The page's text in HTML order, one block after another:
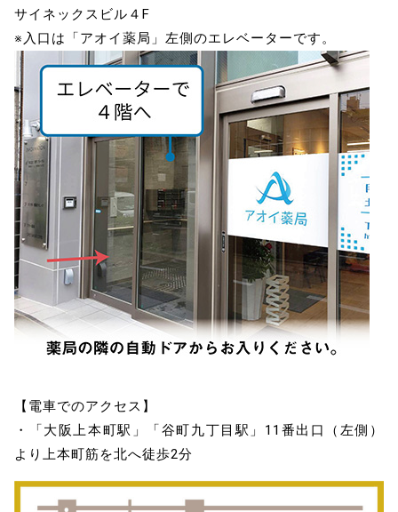
サイネックスビル４F
※入口は「アオイ薬局」左側のエレベーターです。
【電車でのアクセス】
・「大阪上本町駅」「谷町九丁目駅」11番出口（左側）
より上本町筋を北へ徒歩2分